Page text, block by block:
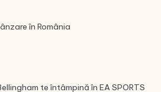
în România
te întâmpină în EA SPORTS